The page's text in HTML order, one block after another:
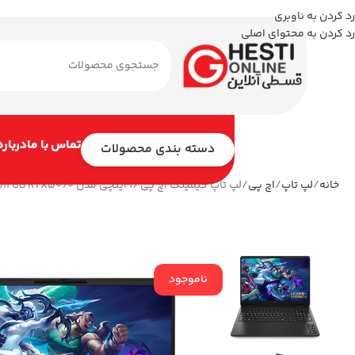
رد کردن به ناوبری
رد کردن به محتوای اصلی
دسته بندی محصولات تماس با ما
خانه لپ تاپ اچ پی لپ تاپ گیمینگ اچ پی 16 اینچی مدل OMEN 16-AP0167AX R9 8940HX 16GB 512GB RTX5060
ناموجود